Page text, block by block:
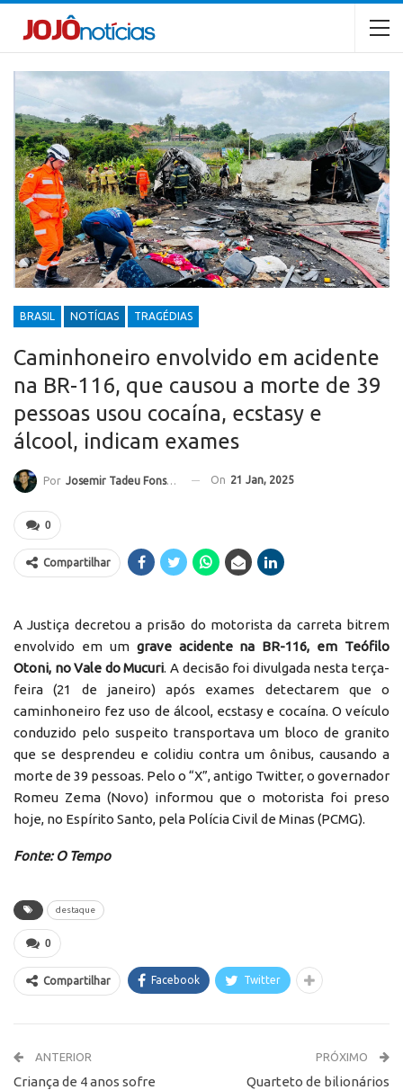
BRASIL NOTÍCIAS TRAGÉDIAS
Caminhoneiro envolvido em acidente
na BR-116, que causou a morte de 39
pessoas usou cocaína, ecstasy e
álcool, indicam exames
Por Josemir Tadeu Fonseca On 21 Jan, 2025
0
Compartilhar
A Justiça decretou a prisão do motorista da carreta bitrem
envolvido em um grave acidente na BR-116, em Teófilo
Otoni, no Vale do Mucuri. A decisão foi divulgada nesta terça-
feira (21 de janeiro) após exames detectarem que o
caminhoneiro fez uso de álcool, ecstasy e cocaína. O veículo
conduzido pelo suspeito transportava um bloco de granito
que se desprendeu e colidiu contra um ônibus, causando a
morte de 39 pessoas. Pelo o “X”, antigo Twitter, o governador
Romeu Zema (Novo) informou que o motorista foi preso
hoje, no Espírito Santo, pela Polícia Civil de Minas (PCMG).
Fonte: O Tempo
destaque
0
Compartilhar Facebook Twitter
ANTERIOR
Criança de 4 anos sofre
PRÓXIMO
Quarteto de bilionários